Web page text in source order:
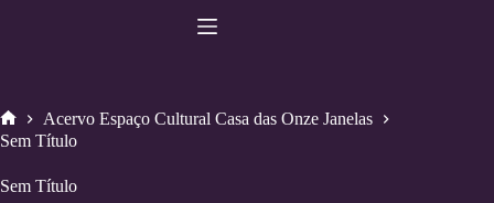
Home
Acervo Espaço Cultural Casa das Onze Janelas
Sem Título
Sem Título